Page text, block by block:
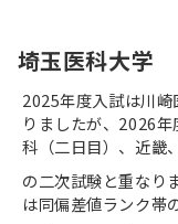
埼玉医科大学
2025年度入試は川
りましたが、 2026年
科（二日目）、近畿
の二次試験と重なり
は同偏差値ランク帯